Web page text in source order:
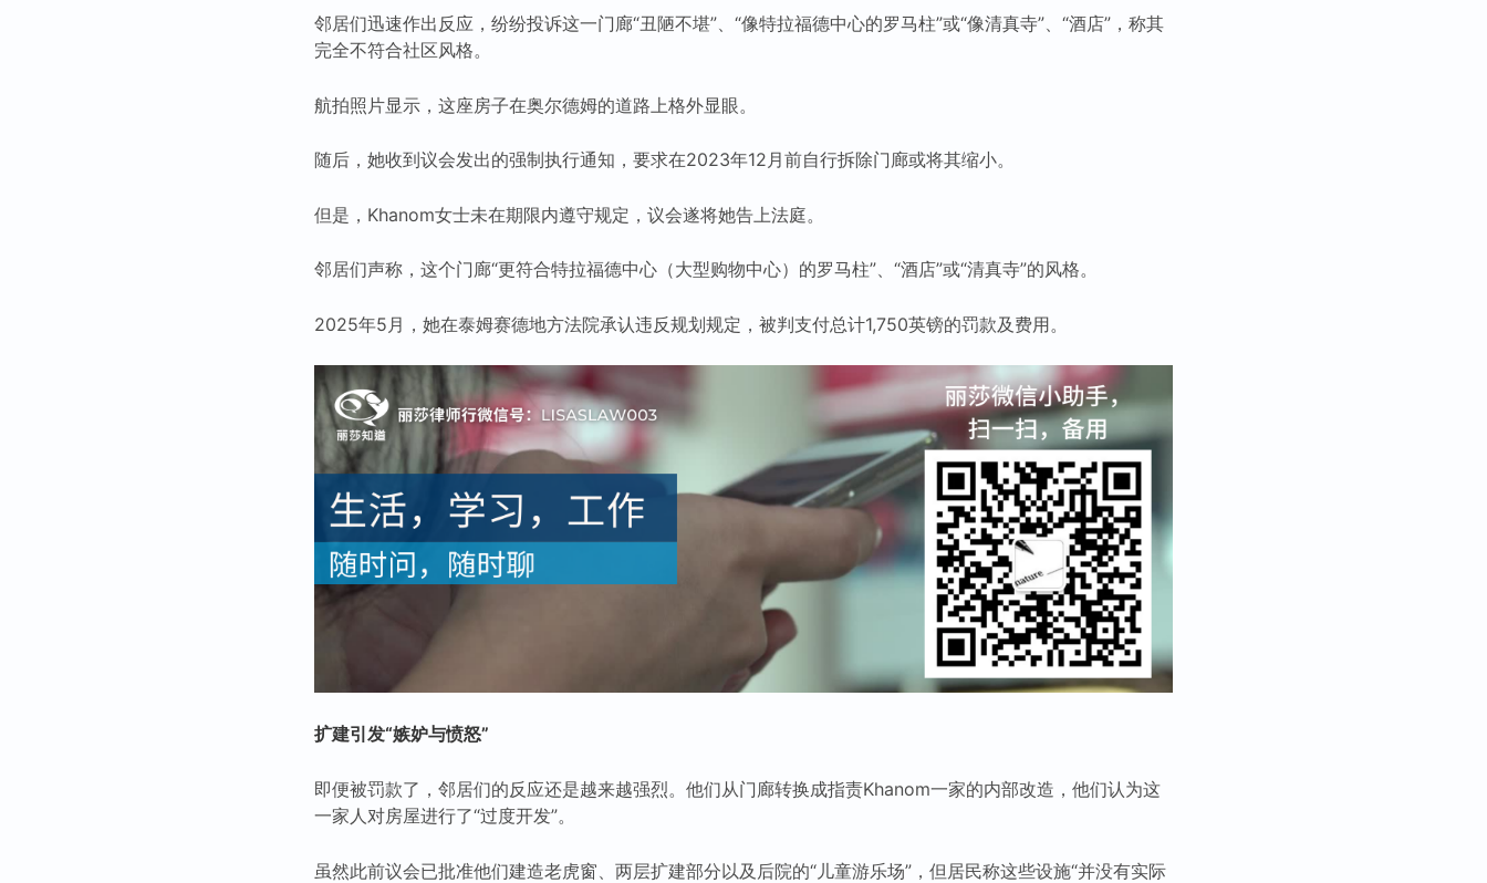
邻居们迅速作出反应，纷纷投诉这一门廊“丑陋不堪”、“像特拉福德中心的罗马柱”或“像清真寺”、“酒店”，称其
完全不符合社区风格。
航拍照片显示，这座房子在奥尔德姆的道路上格外显眼。
随后，她收到议会发出的强制执行通知，要求在2023年12月前自行拆除门廊或将其缩小。
但是，Khanom女士未在期限内遵守规定，议会遂将她告上法庭。
邻居们声称，这个门廊“更符合特拉福德中心（大型购物中心）的罗马柱”、“酒店”或“清真寺”的风格。
2025年5月，她在泰姆赛德地方法院承认违反规划规定，被判支付总计1,750英镑的罚款及费用。
扩建引发“嫉妒与愤怒”
即便被罚款了，邻居们的反应还是越来越强烈。他们从门廊转换成指责Khanom一家的内部改造，他们认为这
一家人对房屋进行了“过度开发”。
虽然此前议会已批准他们建造老虎窗、两层扩建部分以及后院的“儿童游乐场”，但居民称这些设施“并没有实际